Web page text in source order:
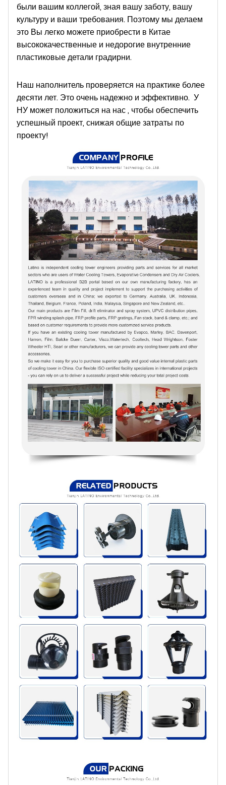
были вашим коллегой, зная вашу заботу, вашу
культуру и ваши требования. Поэтому мы делаем
это Вы легко можете приобрести в Китае
высококачественные и недорогие внутренние
пластиковые детали градирни.
Наш наполнитель проверяется на практике более
десяти лет. Это очень надежно и эффективно. У
НУ может положиться на нас , чтобы обеспечить
успешный проект, снижая общие затраты по
проекту!